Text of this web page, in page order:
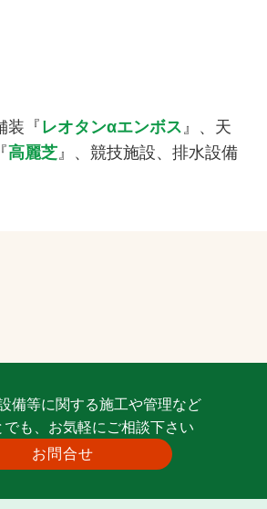
装『 レオタンαエンボス』、天
高麗芝』、競技施設、排水設備
備等に関する施工や管理など
でも、お気軽にご相談下さい
お問合せ